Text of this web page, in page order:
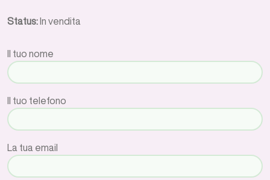
Status: In vendita
Il tuo nome
Il tuo telefono
La tua email